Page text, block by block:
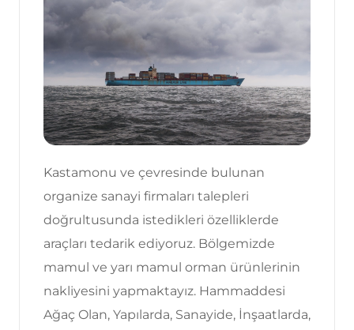
Kastamonu ve çevresinde bulunan
organize sanayi firmaları talepleri
doğrultusunda istedikleri özelliklerde
araçları tedarik ediyoruz. Bölgemizde
mamul ve yarı mamul orman ürünlerinin
nakliyesini yapmaktayız. Hammaddesi
Ağaç Olan, Yapılarda, Sanayide, İnşaatlarda,